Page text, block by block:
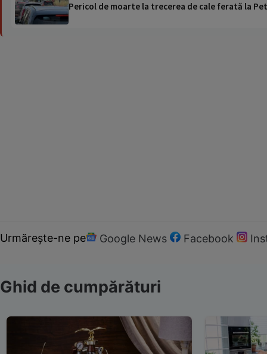
Pericol de moarte la trecerea de cale ferată la
Urmărește-ne pe Google News Facebook
Ghid de cumpărături